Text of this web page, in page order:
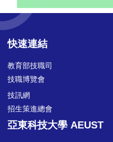
快速連結
教育部技職司
技職博覽會
技訊網
招生策進總會
亞東科技大學 AEUST